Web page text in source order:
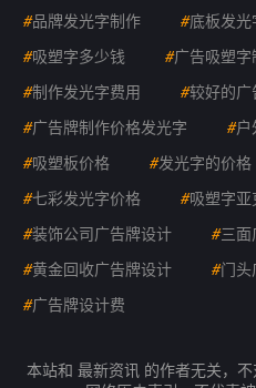
#品牌发光字制作 #底板发光
#吸塑字多少钱 #广告吸塑字
#制作发光字费用 #较好的
#广告牌制作价格发光字 #户
#吸塑板价格 #发光字的价格
#七彩发光字价格 #吸塑字亚
#装饰公司广告牌设计 #三面
#黄金回收广告牌设计 #门头
#广告牌设计费
本站和 最新资讯 的作者无关，